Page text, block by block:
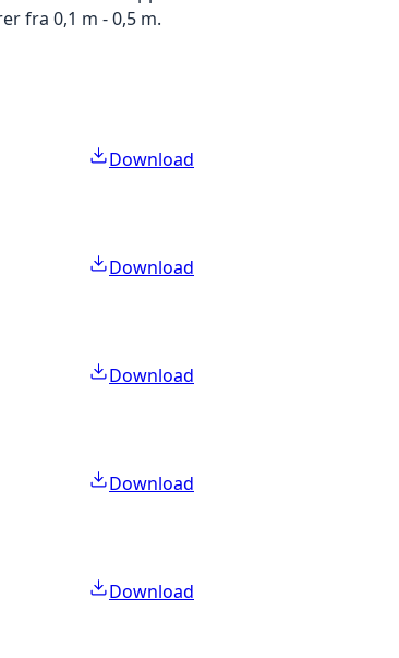
fra 0,1 m - 0,5 m.
Download
Download
Download
Download
Download